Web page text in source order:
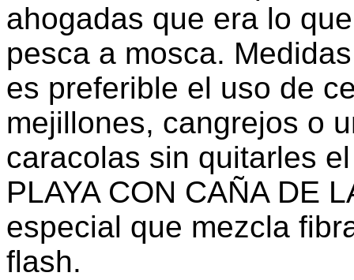
ahogadas que era lo
pesca a mosca.
es preferible el uso de
mejillones, cangrejos o
caracolas sin quitarles
PLAYA CON CAÑA DE
especial que mezcla
flash.